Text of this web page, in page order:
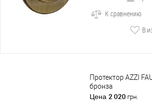
К сравнению
В
Протектор AZZI
бронза
Цена 2 020 грн.